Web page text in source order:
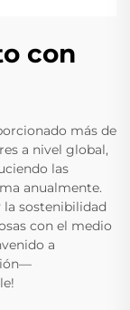
con
más de
a nivel global,
las
anualmente.
sostenibilidad
con el medio
a